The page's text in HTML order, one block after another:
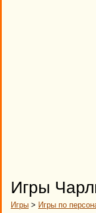
Игры
Игры > Игры по